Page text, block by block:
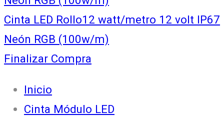
Cinta LED Rollo12 watt/metro 12 volt IP67
Neón RGB (100w/m)
Finalizar Compra
Inicio
Cinta Módulo LED